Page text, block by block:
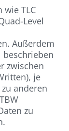
wie TLC
Level
Außerdem
beschrieben
zwischen
je
anderen
zu